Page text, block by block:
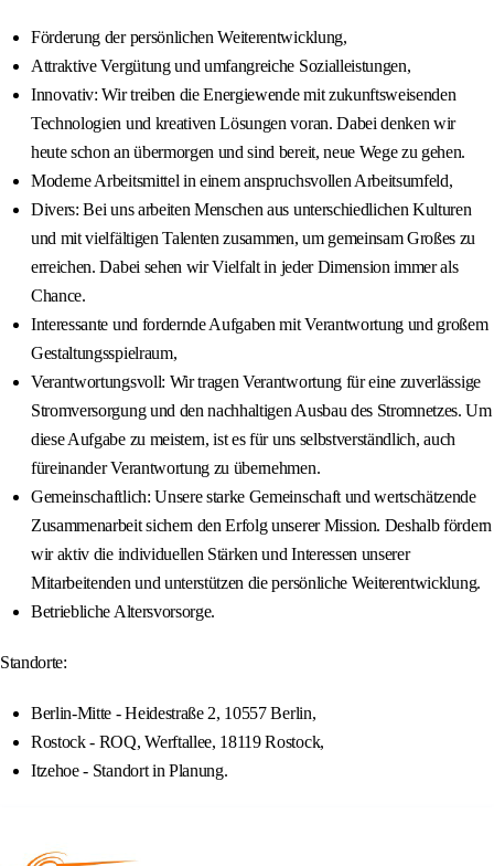
Förderung der persönlichen Weiterentwicklung,
Attraktive Vergütung und umfangreiche Sozialleistungen,
Innovativ: Wir treiben die Energiewende mit zukunftsweisenden
Technologien und kreativen Lösungen voran. Dabei denken wir
heute schon an übermorgen und sind bereit, neue Wege zu gehen.
Moderne Arbeitsmittel in einem anspruchsvollen Arbeitsumfeld,
Divers: Bei uns arbeiten Menschen aus unterschiedlichen Kulturen
und mit vielfältigen Talenten zusammen, um gemeinsam Großes zu
erreichen. Dabei sehen wir Vielfalt in jeder Dimension immer als
Chance.
Interessante und fordernde Aufgaben mit Verantwortung und großem
Gestaltungsspielraum,
Verantwortungsvoll: Wir tragen Verantwortung für eine zuverlässige
Stromversorgung und den nachhaltigen Ausbau des Stromnetzes. Um
diese Aufgabe zu meistern, ist es für uns selbstverständlich, auch
füreinander Verantwortung zu übernehmen.
Gemeinschaftlich: Unsere starke Gemeinschaft und wertschätzende
Zusammenarbeit sichern den Erfolg unserer Mission. Deshalb fördern
wir aktiv die individuellen Stärken und Interessen unserer
Mitarbeitenden und unterstützen die persönliche Weiterentwicklung.
Betriebliche Altersvorsorge.
Standorte:
Berlin-Mitte - Heidestraße 2, 10557 Berlin,
Rostock - ROQ, Werftallee, 18119 Rostock,
Itzehoe - Standort in Planung.